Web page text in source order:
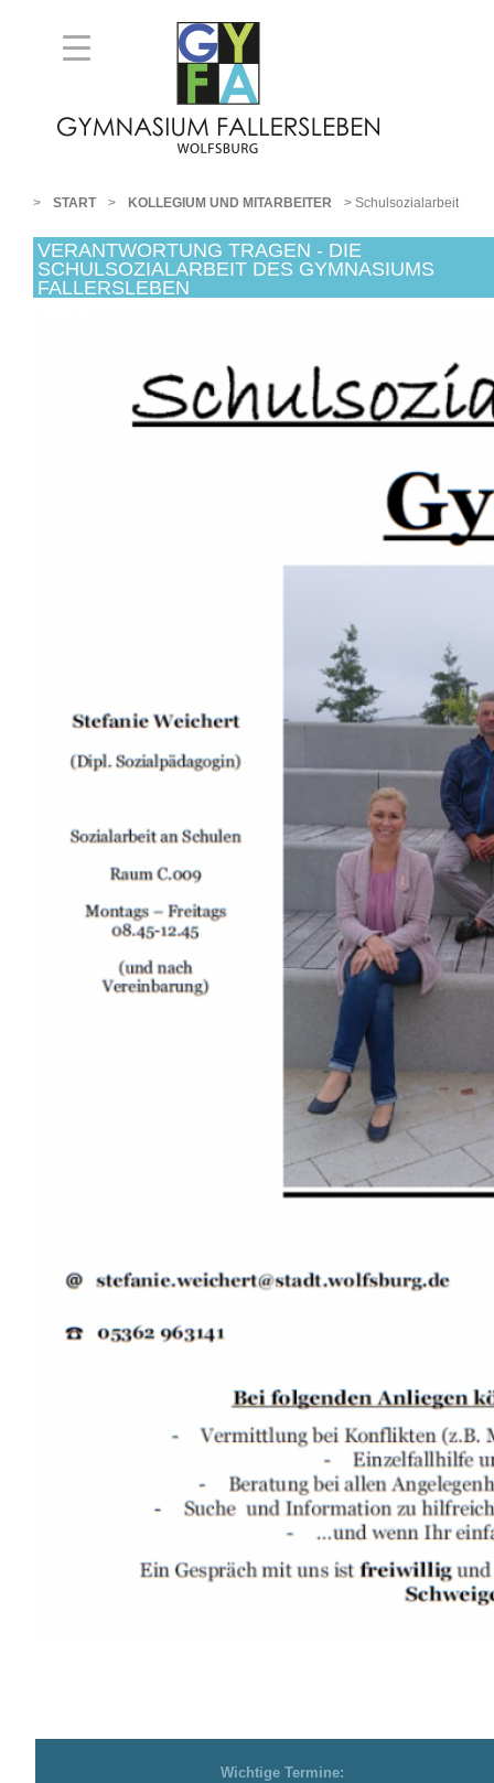
> START > KOLLEGIUM UND MITARBEITER > Schulsozialarbeit
VERANTWORTUNG TRAGEN - DIE
SCHULSOZIALARBEIT DES GYMNASIUMS
FALLERSLEBEN
Wichtige Termine: